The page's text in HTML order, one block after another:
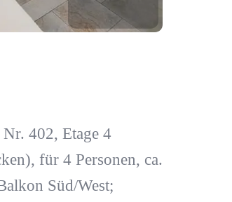
402, Etage 4
für 4 Personen, ca.
Süd/West;